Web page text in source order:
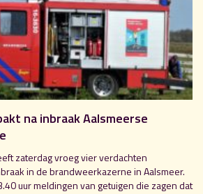
na inbraak Aalsmeerse
zaterdag vroeg vier verdachten
in de brandweerkazerne in Aalsmeer.
uur meldingen van getuigen die zagen dat